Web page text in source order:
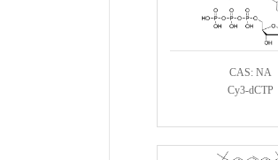
CAS: NA
Cy3-dCTP